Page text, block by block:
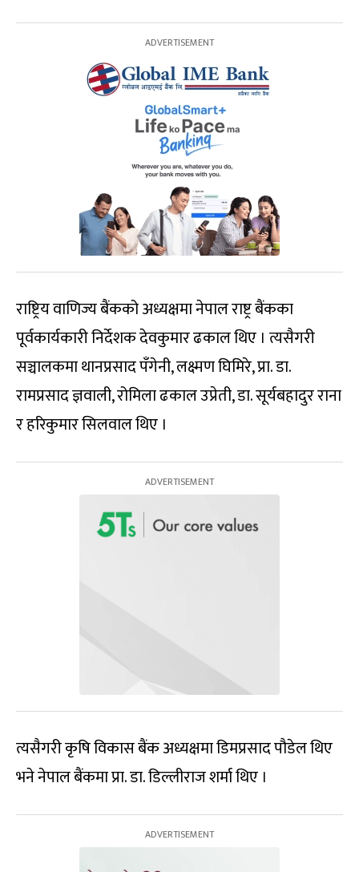
राष्ट्रिय वाणिज्य बैंकको अध्यक्षमा नेपाल राष्ट्र बैंकका
पूर्वकार्यकारी निर्देशक देवकुमार ढकाल थिए । त्यसैगरी
सञ्चालकमा थानप्रसाद पँगेनी, लक्ष्मण घिमिरे, प्रा. डा.
रामप्रसाद ज्ञवाली, रोमिला ढकाल उप्रेती, डा. सूर्यबहादुर राना
र हरिकुमार सिलवाल थिए ।
त्यसैगरी कृषि विकास बैंक अध्यक्षमा डिमप्रसाद पौडेल थिए
भने नेपाल बैंकमा प्रा. डा. डिल्लीराज शर्मा थिए ।